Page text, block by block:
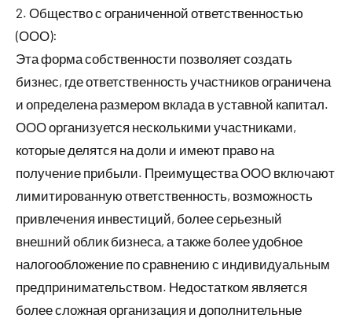
2. Общество с ограниченной ответственностью
(ООО):
Эта форма собственности позволяет создать
бизнес, где ответственность участников ограничена
и определена размером вклада в уставной капитал.
ООО организуется несколькими участниками,
которые делятся на доли и имеют право на
получение прибыли. Преимущества ООО включают
лимитированную ответственность, возможность
привлечения инвестиций, более серьезный
внешний облик бизнеса, а также более удобное
налогообложение по сравнению с индивидуальным
предпринимательством. Недостатком является
более сложная организация и дополнительные